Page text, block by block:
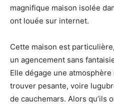
magnifique maison isolée
ont louée sur internet.
Cette maison est
un agencement sans
Elle dégage une
trouver pesante, voire
de cauchemars. Alors qu’ils